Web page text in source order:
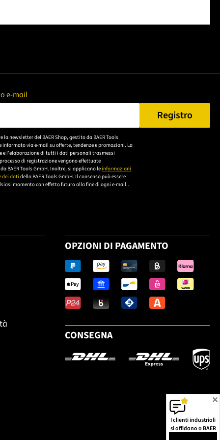
✕
I clienti industriali
si affidano a BAER
e-mail
Sie eine gültige E-Mail-Adresse ein.
Registro
la newsletter del BAER Shop, gestito da BAER Tools
informato via e-mail su offerte, tendenze e promozioni. La
e l'elaborazione di tutti i dati personali trasmessi
di registrazione vengono effettuate
BAER Tools GmbH. Inoltre, si applicano le informazioni
dei dati della BAER Tools GmbH. Il consenso può essere
momento con effetto futuro alla fine di ogni e-mail..
OPZIONI DI PAGAMENTO
CONSEGNA